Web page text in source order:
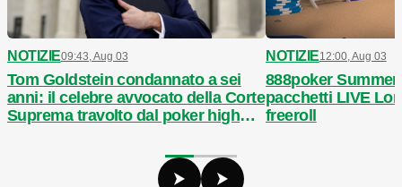
NOTIZIE09:43, Aug 03
Tom Goldstein condannato a sei
anni: il celebre avvocato della Corte
Suprema travolto dal poker high
NOTIZIE12:00, Aug 03
888poker
pacchetti LIVE
freeroll